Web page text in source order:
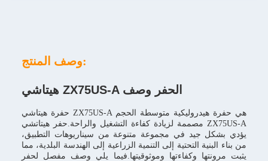
وصف المنتج:
هيتاشي ZX75US-A الحفر وصف
حفرة هيتاشي ZX75US-A هي حفرة هيدروليكية متوسطة الحجم
مصممة لزيادة كفاءة التشغيل والراحة.حفر هيتاتشي ZX75US-A
يؤدي بشكل جيد في مجموعة متنوعة من سيناريوهات التطبيق،
من بناء البنية التحتية إلى التنمية الزراعية إلى الهندسة البلدية، مما
يثبت مرونتها وكفاءتها وموثوقيتها.فيما يلي وصف مفصل لحفر